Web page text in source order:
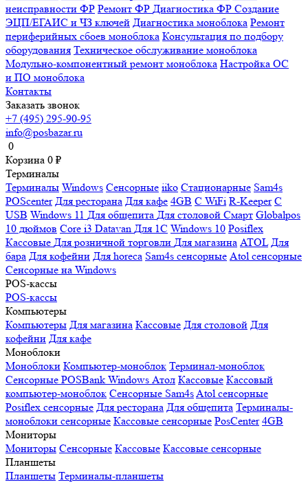
неисправности ФР Ремонт ФР Диагностика ФР Создание
ЭЦП/ЕГАИС и ЧЗ ключей Диагностика моноблока Ремонт
периферийных сбоев моноблока Консультация по подбору
оборудования Техническое обслуживание моноблока
Модульно-компонентный ремонт моноблока Настройка ОС
и ПО моноблока
Контакты
Заказать звонок
+7 (495) 295-90-95
info@posbazar.ru
0
Корзина 0 ₽
Терминалы
Терминалы Windows Сенсорные iiko Стационарные Sam4s
POScenter Для ресторана Для кафе 4GB С WiFi R-Keeper С
USB Windows 11 Для общепита Для столовой Смарт Globalpos
10 дюймов Core i3 Datavan Для 1С Windows 10 Posiflex
Кассовые Для розничной торговли Для магазина ATOL Для
бара Для кофейни Для horeca Sam4s сенсорные Atol сенсорные
Сенсорные на Windows
POS-кассы
POS-кассы
Компьютеры
Компьютеры Для магазина Кассовые Для столовой Для
кофейни Для кафе
Моноблоки
Моноблоки Компьютер-моноблок Терминал-моноблок
Сенсорные POSBank Windows Атол Кассовые Кассовый
компьютер-моноблок Сенсорные Sam4sAtol сенсорные
Posiflex сенсорные Для ресторана Для общепита Терминалы-
моноблоки сенсорные Кассовые сенсорные PosCenter 4GB
Мониторы
Мониторы Сенсорные Кассовые Кассовые сенсорные
Планшеты
Планшеты Терминалы-планшеты